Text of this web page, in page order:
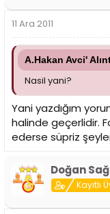
11 Ara 2011
A.Hakan Avci'
Nasil yani?
Yani yazdığım
halinde geçerlidir.
ederse süpriz
Doğan
Kayıtlı